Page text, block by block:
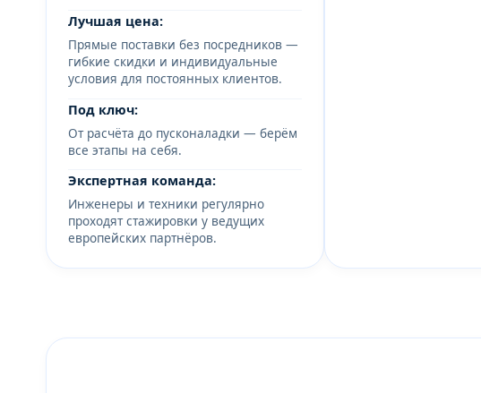
Лучшая цена:
Прямые поставки без посредников —
гибкие скидки и индивидуальные
условия для постоянных клиентов.
Под ключ:
От расчёта до пусконаладки — берём
все этапы на себя.
Экспертная команда:
Инженеры и техники регулярно
проходят стажировки у ведущих
европейских партнёров.